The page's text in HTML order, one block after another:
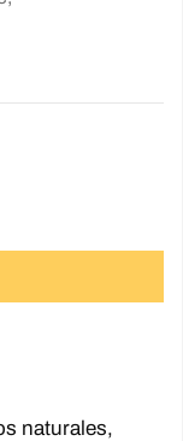
naturales,